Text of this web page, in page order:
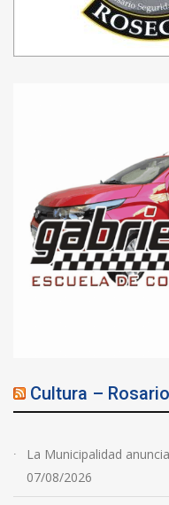
Cultura – Rosario
La Municipalidad
07/08/2026